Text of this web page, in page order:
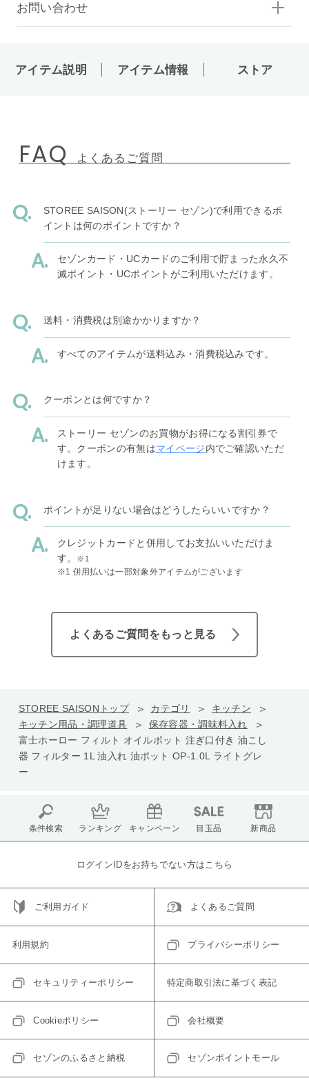
お問い合わせ
アイテム説明 アイテム情報 ストア
FAQ よくあるご質問
STOREE SAISON(ストーリー セゾン)で利用できるポ
イントは何のポイントですか？
セゾンカード・UCカードのご利用で貯まった永久不
滅ポイント・UCポイントがご利用いただけます。
送料・消費税は別途かかりますか？
すべてのアイテムが送料込み・消費税込みです。
クーポンとは何ですか？
ストーリー セゾンのお買物がお得になる割引券で
す。クーポンの有無はマイページ内でご確認いただ
けます。
ポイントが足りない場合はどうしたらいいですか？
クレジットカードと併用してお支払いいただけま
す。
※1
※1 併用払いは一部対象外アイテムがございます
よくあるご質問をもっと見る
STOREE SAISONトップ カテゴリ
キッチン
キッチン用品・調理道具
保存容器・調味料入れ
富士ホーロー フィルト オイルポット 注ぎ口付き 油こし
器 フィルター 1L 油入れ 油ポット OP-1.0L ライトグレ
ー
条件検索 ランキング キャンペーン 目玉品 新商品
ログインIDをお持ちでない方はこちら
ご利用ガイド よくあるご質問
利用規約 プライバシーポリシー
セキュリティーポリシー 特定商取引法に基づく表記
Cookieポリシー 会社概要
セゾンのふるさと納税 セゾンポイントモール